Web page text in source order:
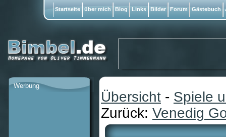
Übersicht - Spiele
Zurück: Venedig
Werbung
Startseite über mich Blog Links Bilder Forum Gästebuch